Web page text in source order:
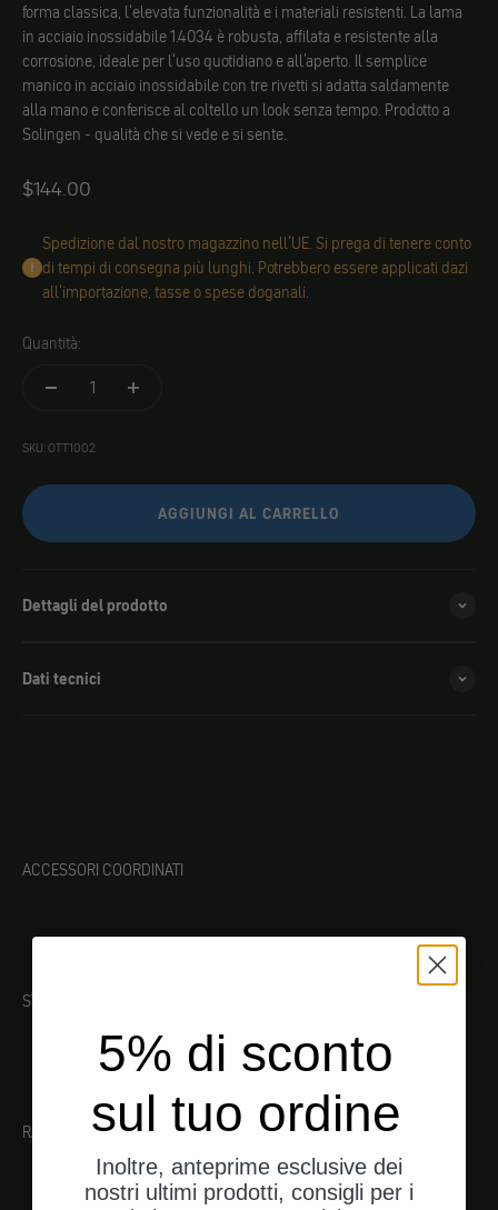
forma classica, l'elevata funzionalità e i materiali resistenti. La lama
in acciaio inossidabile 1.4034 è robusta, affilata e resistente alla
corrosione, ideale per l'uso quotidiano e all'aperto. Il semplice
manico in acciaio inossidabile con tre rivetti si adatta saldamente
alla mano e conferisce al coltello un look senza tempo. Prodotto a
Solingen - qualità che si vede e si sente.
Angebot
$144.00
Spedizione dal nostro magazzino nell'UE. Si prega di tenere conto
di tempi di consegna più lunghi. Potrebbero essere applicati dazi
all'importazione, tasse o spese doganali.
Quantità:
SKU: OTT1002
AGGIUNGI AL CARRELLO
Dettagli del prodotto
Dati tecnici
ACCESSORI COORDINATI
STRUMENTO ADATTO
RACCOMANDAZIONI
5% di sconto
sul tuo ordine
Inoltre, anteprime esclusive dei
nostri ultimi prodotti, consigli per i